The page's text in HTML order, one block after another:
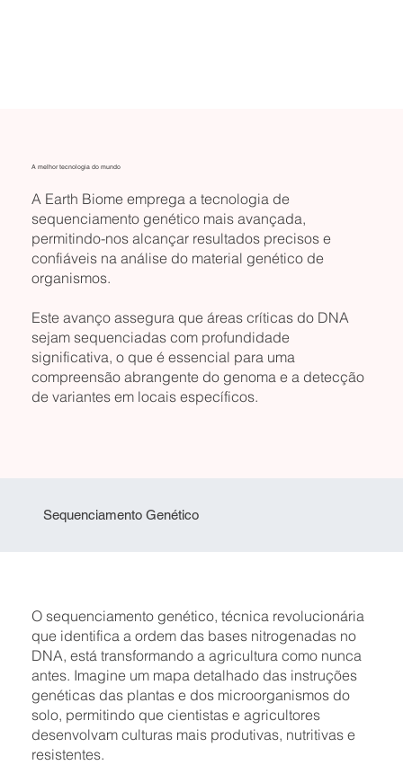
Sequenciamento Genético
O sequenciamento genético, técnica revolucionária
que identifica a ordem das bases nitrogenadas no
DNA, está transformando a agricultura como nunca
antes. Imagine um mapa detalhado das instruções
genéticas das plantas e dos microorganismos do
solo, permitindo que cientistas e agricultores
desenvolvam culturas mais produtivas, nutritivas e
resistentes.
A melhor tecnologia do mundo
A Earth Biome emprega a tecnologia de
sequenciamento genético mais avançada,
permitindo-nos alcançar resultados precisos e
confiáveis na análise do material genético de
organismos.
Este avanço assegura que áreas críticas do DNA
sejam sequenciadas com profundidade
significativa, o que é essencial para uma
compreensão abrangente do genoma e a detecção
de variantes em locais específicos.